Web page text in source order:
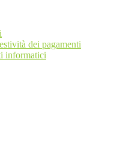
dei pagamenti
informatici